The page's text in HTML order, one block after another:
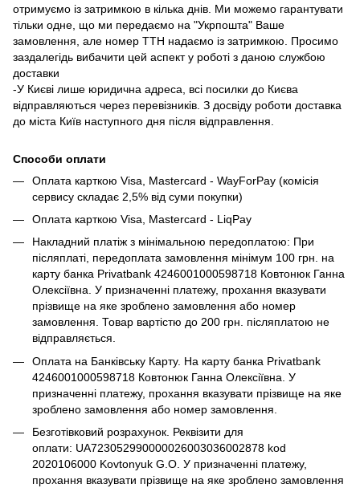
отримуємо із затримкою в кілька днів. Ми можемо гарантувати
тільки одне, що ми передаємо на "Укрпошта" Ваше
замовлення, але номер ТТН надаємо із затримкою. Просимо
заздалегідь вибачити цей аспект у роботі з даною службою
доставки
-У Києві лише юридична адреса, всі посилки до Києва
відправляються через перевізників. З досвіду роботи доставка
до міста Київ наступного дня після відправлення.
Способи оплати
Оплата карткою Visa, Mastercard - WayForPay (комісія
сервису складає 2,5% від суми покупки)
Оплата карткою Visa, Mastercard - LiqPay
Накладний платіж з мінімальною передоплатою: При
післяплаті, передоплата замовлення мінімум 100 грн. на
карту банка Privatbank 4246001000598718 Ковтонюк Ганна
Олексіївна. У призначенні платежу, прохання вказувати
прізвище на яке зроблено замовлення або номер
замовлення. Товар вартістю до 200 грн. післяплатою не
відправляється.
Оплата на Банківську Карту. На карту банка Privatbank
4246001000598718 Ковтонюк Ганна Олексіївна. У
призначенні платежу, прохання вказувати прізвище на яке
зроблено замовлення або номер замовлення.
Безготівковий розрахунок. Реквізити для
оплати: UA723052990000026003036002878 kod
2020106000 Kovtonyuk G.O. У призначенні платежу,
прохання вказувати прізвище на яке зроблено замовлення